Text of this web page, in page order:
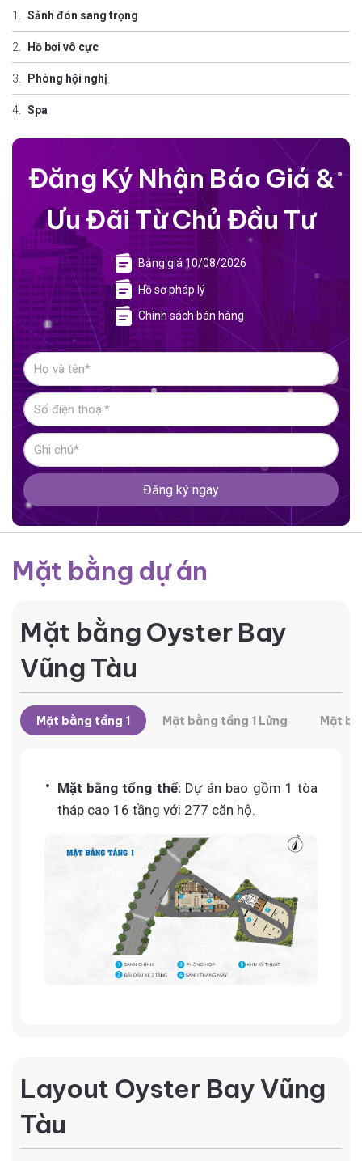
Sảnh đón sang trọng
Hồ bơi vô cực
Phòng hội nghị
Spa
Đăng Ký Nhận Báo Giá &
Ưu Đãi Từ Chủ Đầu Tư
Bảng giá 10/08/2026
Hồ sơ pháp lý
Chính sách bán hàng
Đăng ký ngay
Mặt bằng dự án
Mặt bằng Oyster Bay
Vũng Tàu
Mặt bằng tầng 1 Mặt bằng tầng 1 Lửng Mặt
Mặt bằng tổng thể: Dự án bao gồm 1 tòa
tháp cao 16 tầng với 277 căn hộ.
Layout Oyster Bay Vũng
Tàu